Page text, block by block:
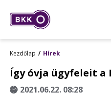
Kezdőlap Hírek
Így óvja ügyfeleit a
2021.06.22. 08:28